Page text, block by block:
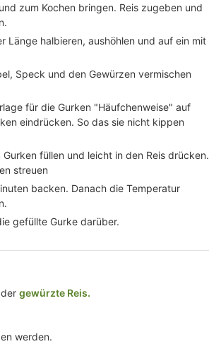
zum Kochen bringen. Reis zugeben und
Länge halbieren, aushöhlen und auf ein mit
Speck und den Gewürzen vermischen
für die Gurken "Häufchenweise" auf
eindrücken. So das sie nicht kippen
füllen und leicht in den Reis drücken.
streuen
backen. Danach die Temperatur
gefüllte Gurke darüber.
gewürzte Reis.
werden.